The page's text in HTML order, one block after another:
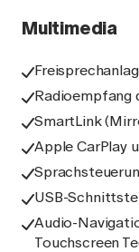
Multimedia
Radioempfang
SmartLink
Apple CarPlay
USB-
Audio-
Touchscreen